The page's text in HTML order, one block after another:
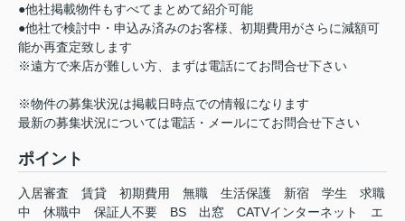
●他社掲載物件もすべてまとめて紹介可能
●他社で検討中・申込み済みのお客様、初期費用がさらに減額可
能か再査定致します
※遠方で来店が難しい方、まずは電話にてお問合せ下さい
※物件の募集状況は掲載日時点での情報になります
最新の募集状況については電話・メールにてお問合せ下さい
ポイント
入居審査 賃貸 初期費用 無職 生活保護 新宿 学生
求職
中
休職中 保証人不要 BS 出窓 CATVインターネット
エ